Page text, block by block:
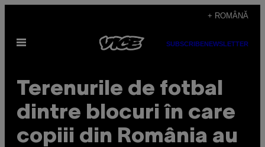
content
+ ROMÂNĂ
Open
SUBSCRIBENEWSLETTER
Terenurile de fotbal
dintre blocuri în care
copiii din România au